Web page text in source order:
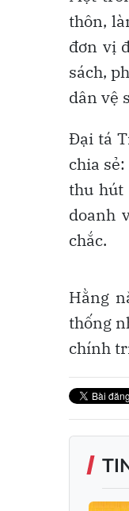
thôn,
đơn vị
sách,
dân vệ
Đại tá
chia
thu hút
doanh
chắc.
Hằng
thống
chính